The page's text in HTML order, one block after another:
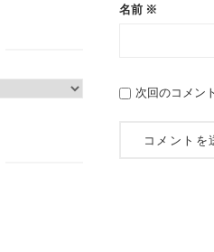
名前 ※
次回のコメン